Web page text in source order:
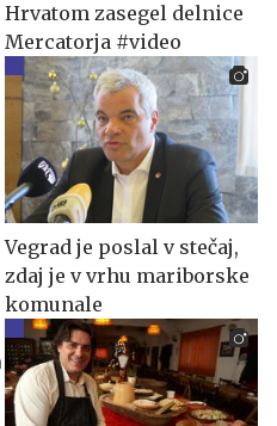
Hrvatom zasegel delnice
Mercatorja #video
Vegrad je poslal v stečaj,
zdaj je v vrhu mariborske
komunale